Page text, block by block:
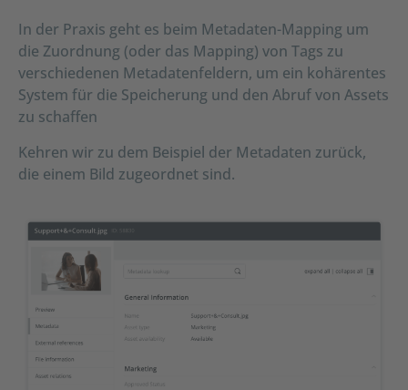
In der Praxis geht es beim Metadaten-Mapping um
die Zuordnung (oder das Mapping) von Tags zu
verschiedenen Metadatenfeldern, um ein kohärentes
System für die Speicherung und den Abruf von Assets
zu schaffen
Kehren wir zu dem Beispiel der Metadaten zurück,
die einem Bild zugeordnet sind.